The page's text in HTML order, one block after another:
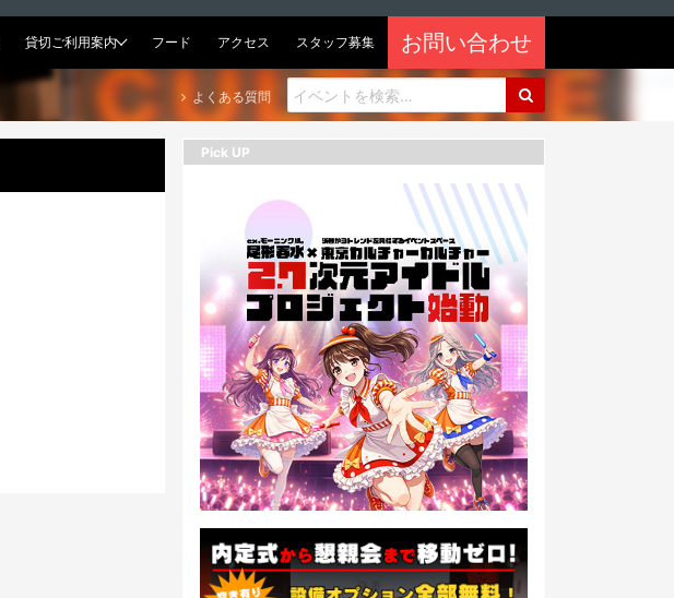
貸切ご利用案内 フード アクセス スタッフ募集 お問い合わせ
よくある質問
Pick UP